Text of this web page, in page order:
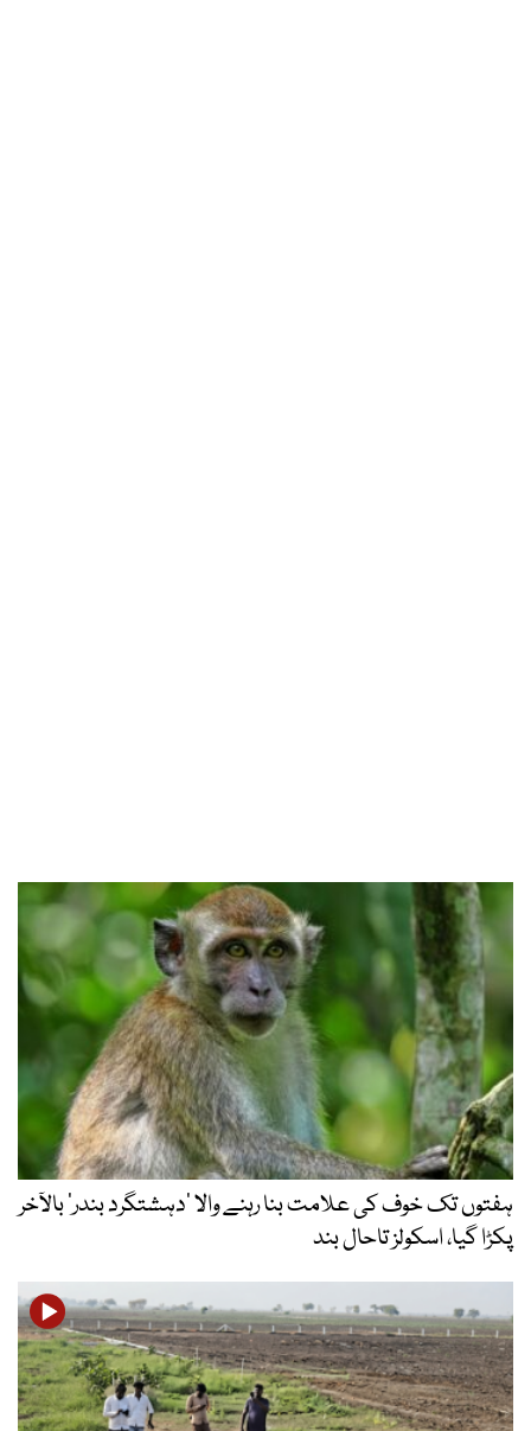
ہفتوں تک خوف کی علامت بنا رہنے والا ‘دہشتگرد بندر’ بالآخر
پکڑا گیا، اسکولز تاحال بند